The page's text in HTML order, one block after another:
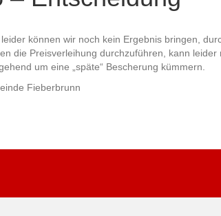
können wir noch kein Ergebnis bringen,
die Preisverleihung durchzuführen, kann
um eine „späte“ Bescherung kümmern.
Fieberbrunn